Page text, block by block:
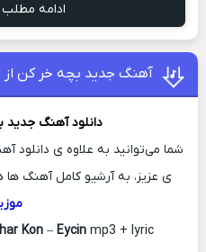
ادامه مطلب
آهنگ جدید بچه خر کن
دانلود آهنگ جدید
شما می‌توانید به علاوه ی دانلود
ی عزیز، به آرشیو کامل آهنگ
Kon – Eycin mp3 + lyric